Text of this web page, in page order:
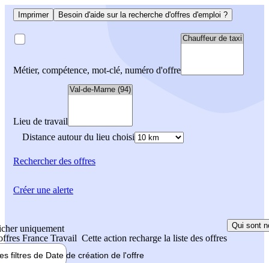
Imprimer Besoin d'aide sur la recherche d'offres d'emploi ?
Métier, compétence, mot-clé, numéro d'offre
Lieu de travail
Distance autour du lieu choisi
Rechercherdes offres
uniquement
France Travail Cette action recharge la liste des offres
Qui sont
filtres de Date de création de l'offre
Créer une alerte